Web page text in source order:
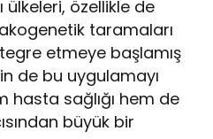
ülkeleri, özellikle de
taramaları
etmeye başlamış
de bu uygulamayı
sağlığı hem de
büyük bir